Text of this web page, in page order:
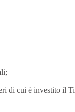
di cui è investito il